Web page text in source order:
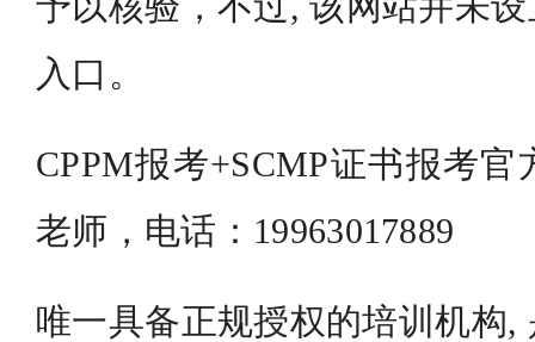
入口。
CPPM报考+SCMP证书报考
老师，电话：19963017889
唯一具备正规授权的培训机构,